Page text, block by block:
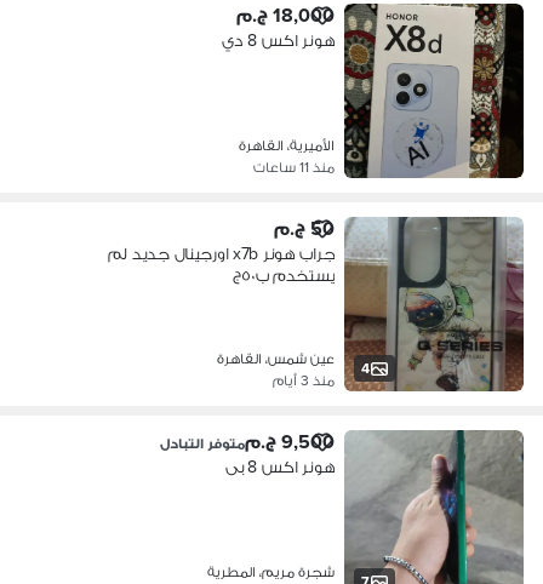
18,000 ج.م
هونر اكس 8 دي
الأميرية، القاهرة
منذ 11 ساعات
4
50 ج.م
جراب هونر x7b اورجينال جديد لم
يستخدم ب٥٠ج
عين شمس، القاهرة
منذ 3 أيام
9,500 ج.م متوفر التبادل
هونر اكس 8 بى
شجرة مريم، المطرية